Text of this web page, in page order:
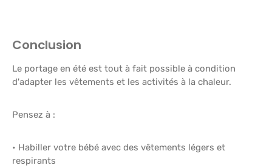
Conclusion
Le portage en été est tout à fait possible à condition
d'adapter les vêtements et les activités à la chaleur.
Pensez à :
• Habiller votre bébé avec des vêtements légers et
respirants